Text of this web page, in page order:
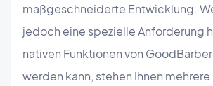
maßgeschneiderte Entwicklung.
jedoch eine spezielle Anforderung
nativen Funktionen von
werden kann, stehen Ihnen